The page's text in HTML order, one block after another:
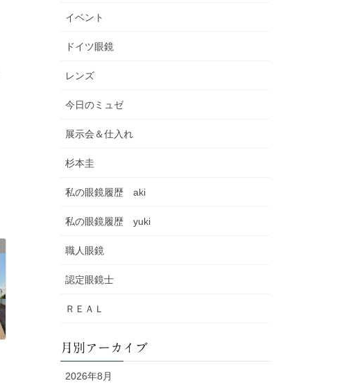
イベント
ドイツ眼鏡
レンズ
今日のミュゼ
展示会＆仕入れ
杉本圭
私の眼鏡履歴 aki
私の眼鏡履歴 yuki
職人眼鏡
認定眼鏡士
ＲＥＡＬ
月別アーカイブ
2026年8月